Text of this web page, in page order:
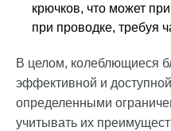
крючков, что может
при проводке, требуя
В целом, колеблющиеся
эффективной и
определенными
учитывать их